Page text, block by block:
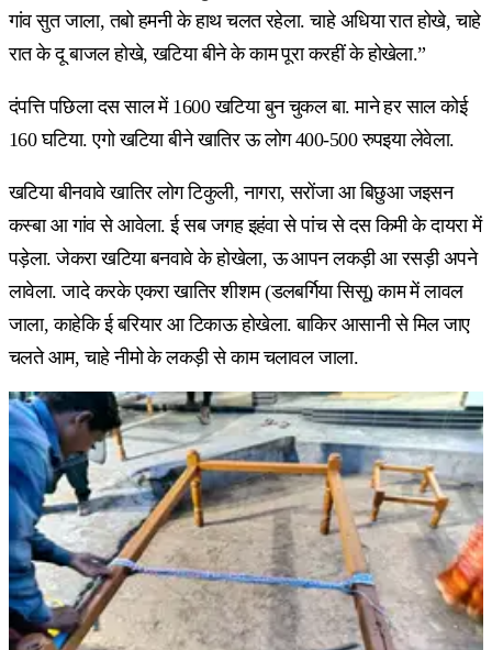
गांव सुत जाला, तबो हमनी के हाथ चलत रहेला. चाहे अधिया रात होखे, चाहे
रात के दू बाजल होखे, खटिया बीने के काम पूरा करहीं के होखेला.”
दंपत्ति पछिला दस साल में 1600 खटिया बुन चुकल बा. माने हर साल कोई
160 घटिया. एगो खटिया बीने खातिर ऊ लोग 400-500 रुपइया लेवेला.
खटिया बीनवावे खातिर लोग टिकुली, नागरा, सरोंजा आ बिछुआ जइसन
कस्बा आ गांव से आवेला. ई सब जगह इहंवा से पांच से दस किमी के दायरा में
पड़ेला. जेकरा खटिया बनवावे के होखेला, ऊ आपन लकड़ी आ रसड़ी अपने
लावेला. जादे करके एकरा खातिर शीशम (डलबर्गिया सिसू) काम में लावल
जाला, काहेकि ई बरियार आ टिकाऊ होखेला. बाकिर आसानी से मिल जाए
चलते आम, चाहे नीमो के लकड़ी से काम चलावल जाला.